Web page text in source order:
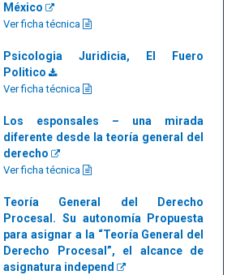
México
Ver ficha técnica
Psicologia Juridicia, El Fuero
Politico
Ver ficha técnica
Los esponsales – una mirada
diferente desde la teoría general del
derecho
Ver ficha técnica
Teoría General del Derecho
Procesal. Su autonomía Propuesta
para asignar a la “Teoría General del
Derecho Procesal”, el alcance de
asignatura independ